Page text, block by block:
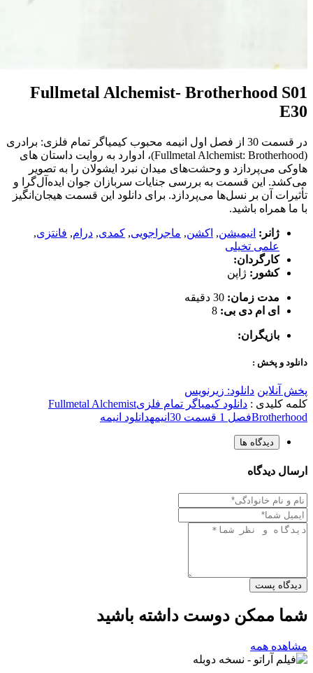
Fullmetal Alchemist- Brotherhood S01
E30
در قسمت 30 از فصل اول انیمه محبوب کیمیاگر تمام فلزی: برادری
(Fullmetal Alchemist: Brotherhood)، ادوارد به روایت داستان های
هاوکی می‌پردازد و وحشت‌های میدان نبرد ایشولان را به تصویر
می‌کشد. این قسمت به بررسی جنایات سربازان جوان ایده‌آل‌گرا و
تأثیرات آن بر نسل‌ها می‌پردازد. برای دانلود این قسمت هیجان‌انگیز
با ما همراه باشید.
ژانر: انیمیشن, اکشن, ماجراجویی, کمدی, درام, فانتزی,
علمی تخیلی
کارگردان:
کشور: ژاپن
مدت زمان: 30 دقیقه
ای ام دی بی: 8
بازیگران:
دانلود و پخش :
پخش آنلاین دانلود: زیرنویس
کلمه کلیدی : دانلود کیمیاگر تمام فلزیFullmetal Alchemist
Brotherhoodفصل 1 قسمت 30 انیمهدانلود انیمه
دیدگاه ها
ارسال دیدگاه
دیدگاه پست
شما ممکن دوست داشته باشید
مشاهده همه